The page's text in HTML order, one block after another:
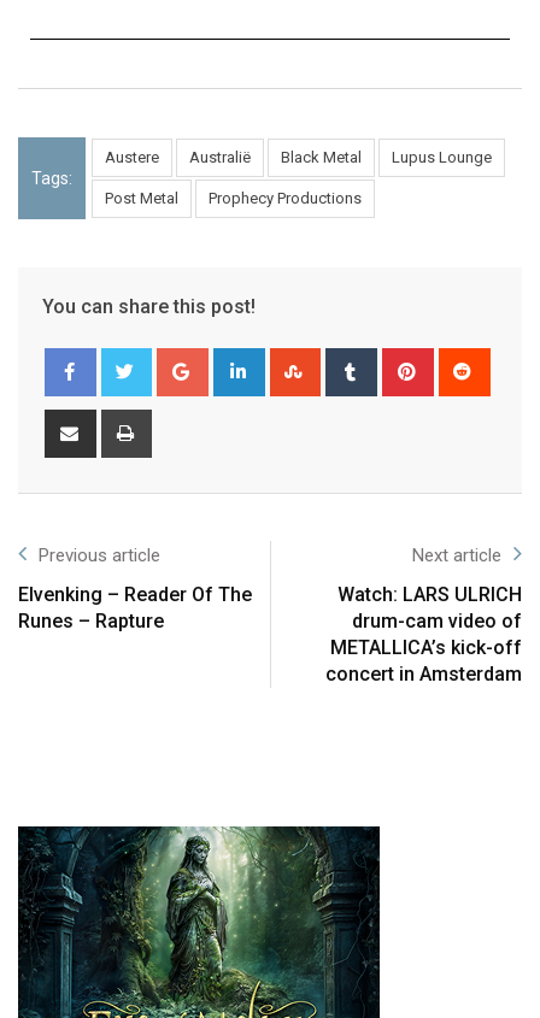
Tags:
Austere Australië Black Metal Lupus Lounge
Post Metal Prophecy Productions
You can share this post!
Previous article
Elvenking – Reader Of The
Runes – Rapture
Next article
Watch: LARS ULRICH
drum-cam video of
METALLICA’s kick-off
concert in Amsterdam